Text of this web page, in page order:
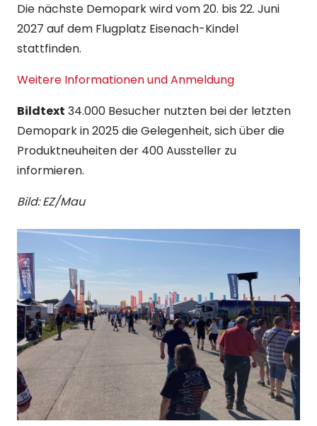
Die nächste Demopark wird vom 20. bis 22. Juni
2027 auf dem Flugplatz Eisenach-Kindel
stattfinden.
Weitere Informationen und Anmeldung
Bildtext 34.000 Besucher nutzten bei der letzten
Demopark in 2025 die Gelegenheit, sich über die
Produktneuheiten der 400 Aussteller zu
informieren.
Bild: EZ/Mau